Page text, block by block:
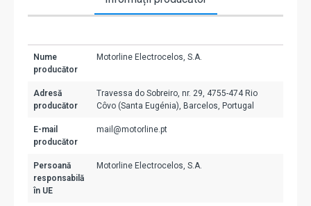
Nume
producător
Motorline Electrocelos, S.A.
Adresă
producător
Travessa do Sobreiro, nr. 29, 4755-474 Rio
Côvo (Santa Eugénia), Barcelos, Portugal
E-mail
producător
mail@motorline.pt
Persoană
responsabilă
în UE
Motorline Electrocelos, S.A.